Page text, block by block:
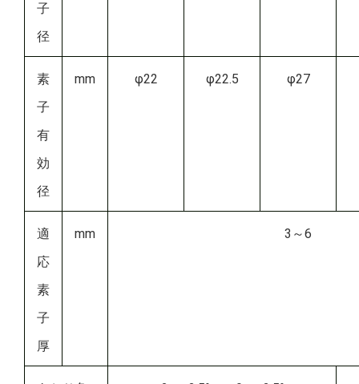
子
径
素
子
有
効
径
mm φ22 φ22.5 φ27
適
応
素
子
厚
mm 3～6